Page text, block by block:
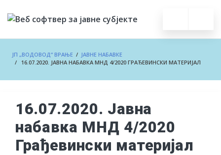
ЈП „ВОДОВОД“ ВРАЊЕ / ЈАВНЕ НАБАВКЕ
/ 16.07.2020. ЈАВНА НАБАВКА МНД 4/2020 ГРАЂЕВИНСКИ МАТЕРИЈАЛ
16.07.2020. Јавна
набавка МНД 4/2020
Грађевински материјал